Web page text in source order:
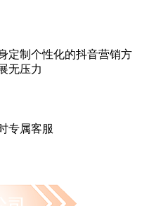
定制个性化的抖音营销方
无压力
专属客服